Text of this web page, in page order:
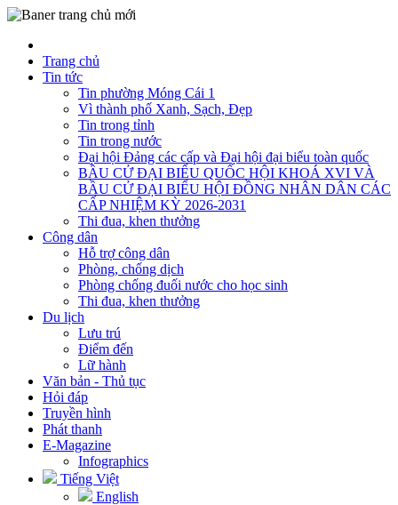
Trang chủ
Tin tức
Tin phường Móng Cái 1
Vì thành phố Xanh, Sạch, Đẹp
Tin trong tỉnh
Tin trong nước
Đại hội Đảng các cấp và Đại hội đại biểu toàn quốc
BẦU CỬ ĐẠI BIỂU QUỐC HỘI KHOÁ XVI VÀ
BẦU CỬ ĐẠI BIỂU HỘI ĐỒNG NHÂN DÂN CÁC
CẤP NHIỆM KỲ 2026-2031
Thi đua, khen thưởng
Công dân
Hỗ trợ công dân
Phòng, chống dịch
Phòng chống đuối nước cho học sinh
Thi đua, khen thưởng
Du lịch
Lưu trú
Điểm đến
Lữ hành
Văn bản - Thủ tục
Hỏi đáp
Truyền hình
Phát thanh
E-Magazine
Infographics
Tiếng Việt
English